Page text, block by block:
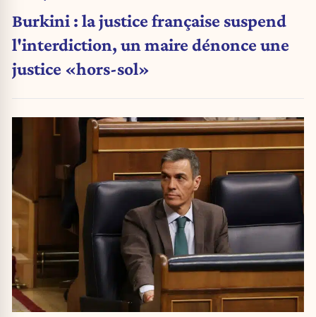
Burkini : la justice française suspend
l'interdiction, un maire dénonce une
justice «hors-sol»